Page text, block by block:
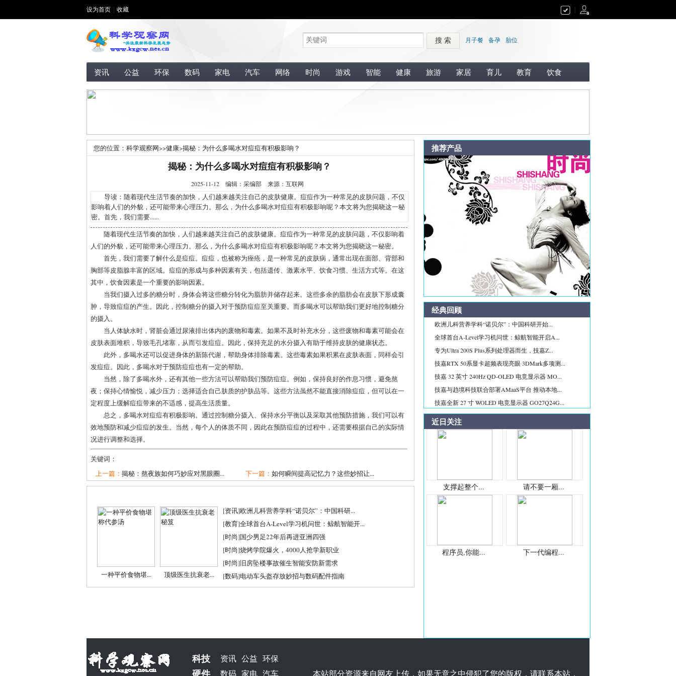
设为首页 收藏
搜 索 月子餐 备孕 胎位
资讯 公益 环保 数码 家电 汽车 网络 时尚 游戏 智能 健康 旅游 家居 育儿 教育 饮食
您的位置： 科学观察网>>健康>揭秘：为什么多喝水对痘痘有积极影响？
揭秘：为什么多喝水对痘痘有积极影响？
2025-11-12 编辑：采编部 来源：互联网
导读：随着现代生活节奏的加快，人们越来越关注自己的皮肤健康。痘痘作为一种常见的皮肤问题，不仅
影响着人们的外貌，还可能带来心理压力。那么，为什么多喝水对痘痘有积极影响呢？本文将为您揭晓这一秘
密。首先，我们需要......
随着现代生活节奏的加快，人们越来越关注自己的皮肤健康。痘痘作为一种常见的皮肤问题，不仅影响着
人们的外貌，还可能带来心理压力。那么，为什么多喝水对痘痘有积极影响呢？本文将为您揭晓这一秘密。
首先，我们需要了解什么是痘痘。痘痘，也被称为痤疮，是一种常见的皮肤病，通常出现在面部、背部和
胸部等皮脂腺丰富的区域。痘痘的形成与多种因素有关，包括遗传、激素水平、饮食习惯、生活方式等。在这
其中，饮食因素是一个重要的影响因素。
当我们摄入过多的糖分时，身体会将这些糖分转化为脂肪并储存起来。这些多余的脂肪会在皮肤下形成囊
肿，导致痘痘的产生。因此，控制糖分的摄入对于预防痘痘至关重要。而多喝水可以帮助我们更好地控制糖分
的摄入。
当人体缺水时，肾脏会通过尿液排出体内的废物和毒素。如果不及时补充水分，这些废物和毒素可能会在
皮肤表面堆积，导致毛孔堵塞，从而引发痘痘。因此，保持充足的水分摄入有助于维持皮肤的健康状态。
此外，多喝水还可以促进身体的新陈代谢，帮助身体排除毒素。这些毒素如果积累在皮肤表面，同样会引
发痘痘。因此，多喝水对于预防痘痘也有一定的帮助。
当然，除了多喝水外，还有其他一些方法可以帮助我们预防痘痘。例如，保持良好的作息习惯，避免熬
夜；保持心情愉悦，减少压力；选择适合自己肤质的护肤品等。这些方法虽然不能直接消除痘痘，但可以在一
定程度上缓解痘痘带来的不适感，提高生活质量。
总之，多喝水对痘痘有积极影响。通过控制糖分摄入、保持水分平衡以及采取其他预防措施，我们可以有
效地预防和减少痘痘的发生。当然，每个人的体质不同，因此在预防痘痘的过程中，还需要根据自己的实际情
况进行调整和选择。
关键词：
上一篇： 揭秘：熬夜族如何巧妙应对黑眼圈... 下一篇： 如何瞬间提高记忆力？这些妙招让...
一种平价食物堪... 顶级医生抗衰老...
[资讯]欧洲儿科营养学科“诺贝尔”：中国科研...
[教育]全球首台A-Level学习机问世：鲸航智能开...
[时尚]国少男足22年后再进亚洲四强
[时尚]烧烤学院爆火，4000人抢学新职业
[时尚]旧房坠楼事故催生智能安防新需求
[数码]电动车头盔存放妙招与数码配件指南
推荐产品
经典回顾
欧洲儿科营养学科“诺贝尔”：中国科研开始...
全球首台A-Level学习机问世：鲸航智能开启A...
专为Ultra 200S Plus系列处理器而生，技嘉Z...
技嘉RTX 50系显卡超频表现亮眼 3DMark多项测...
技嘉 32 英寸 240Hz QD-OLED 电竞显示器 MO...
技嘉与趋境科技联合部署AMaaS平台 推动本地...
技嘉全新 27 寸 WOLED 电竞显示器 GO27Q24G...
近日关注
支撑起整个... 请不要一厢...
程序员,你能... 下一代编程...
科技 资讯 公益 环保
数码 家电 汽车 本站部分资源来自网友上传，如果无意之中侵犯了您的版权，请联系本站，